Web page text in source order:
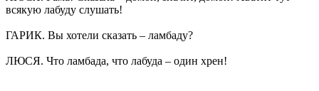
всякую лабуду слушать!
ГАРИК. Вы хотели сказать – ламбаду?
ЛЮСЯ. Что ламбада, что лабуда – один хрен!